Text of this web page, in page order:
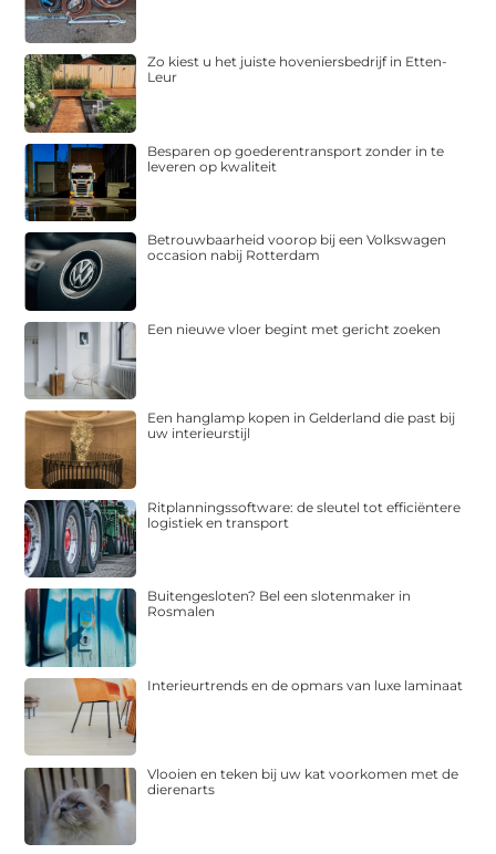
Zo kiest u het juiste hoveniersbedrijf in Etten-
Leur
Besparen op goederentransport zonder in te
leveren op kwaliteit
Betrouwbaarheid voorop bij een Volkswagen
occasion nabij Rotterdam
Een nieuwe vloer begint met gericht zoeken
Een hanglamp kopen in Gelderland die past bij
uw interieurstijl
Ritplanningssoftware: de sleutel tot efficiëntere
logistiek en transport
Buitengesloten? Bel een slotenmaker in
Rosmalen
Interieurtrends en de opmars van luxe laminaat
Vlooien en teken bij uw kat voorkomen met de
dierenarts